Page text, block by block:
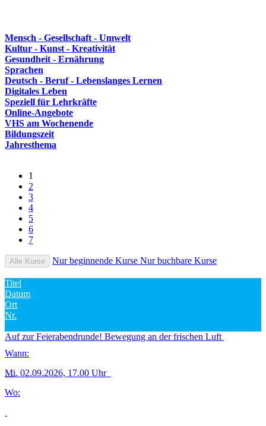
Mensch - Gesellschaft - Umwelt
Kultur - Kunst - Kreativität
Gesundheit - Ernährung
Sprachen
Deutsch - Beruf - Lebenslanges Lernen
Digitales Leben
Speziell für Lehrkräfte
Online-Angebote
VHS am Wochenende
Bildungszeit
Jahresthema
1
2
3
4
5
6
7
Alle Kurse Nur beginnende Kurse Nur buchbare Kurse
Titel
Datum
Ort
Nr.
Auf zur Feierabendrunde! Bewegung an der frischen Luft
Wann:
Mi. 02.09.2026, 17.00 Uhr
Wo: